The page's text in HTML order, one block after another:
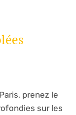
prenez le
sur les